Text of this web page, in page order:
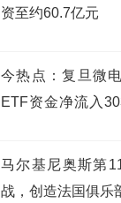
资至约60.7亿元
今热点：复旦微
ETF资金净流入
马尔基尼奥斯第
战，创造法国俱乐